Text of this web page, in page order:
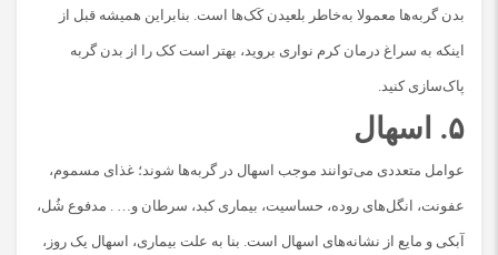
بدن گربه‌ها معمولا به‌خاطر بلعیدن کَک‌ها است. بنابراین همیشه قبل از
اینکه به سراغ درمان کرم نواری بروید، بهتر است کک را از بدن گربه
پاک‌سازی کنید.
۵. اسهال
عوامل متعددی می‌توانند موجب اسهال در گربه‌ها شوند؛ غذای مسموم،
عفونت، انگل‌های روده، حساسیت، بیماری کبد، سرطان و… . مدفوع شُل،
آبکی و مایع از نشانه‌های اسهال است. بنا به علت بیماری، اسهال یک روز،